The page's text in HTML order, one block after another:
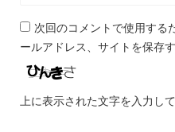
次回のコメントで使用する
ールアドレス、サイトを保存す
上に表示された文字を入力して